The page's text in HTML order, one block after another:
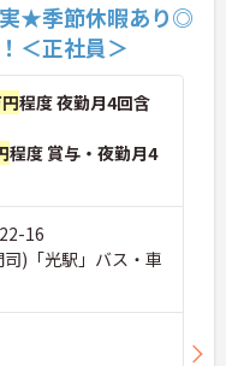
実★季節休暇あり◎
＜正社員＞
程度 夜勤月4回含
程度 賞与・夜勤月4
16
)「光駅」バス・車